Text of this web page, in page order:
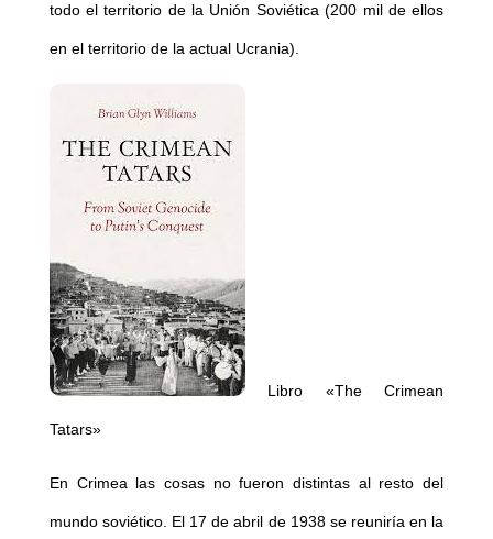
todo el territorio de la Unión Soviética (200 mil de ellos
en el territorio de la actual Ucrania).
Libro «The Crimean
Tatars»
En Crimea las cosas no fueron distintas al resto del
mundo soviético. El 17 de abril de 1938 se reuniría en la